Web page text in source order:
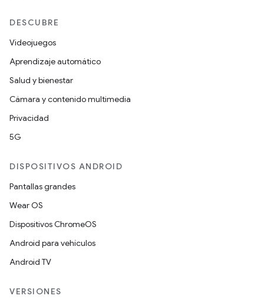
DESCUBRE
Videojuegos
Aprendizaje automático
Salud y bienestar
Cámara y contenido multimedia
Privacidad
5G
DISPOSITIVOS ANDROID
Pantallas grandes
Wear OS
Dispositivos ChromeOS
Android para vehículos
Android TV
VERSIONES